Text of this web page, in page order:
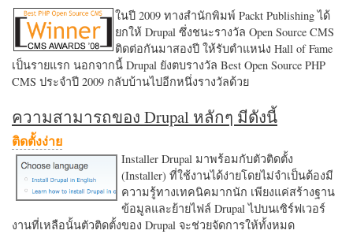
ในปี 2009 ทางสำนักพิมพ์ Packt Publishing ได้
ยกให้ Drupal ซึ่งชนะรางวัล Open Source CMS
ติดต่อกันมาสองปี ให้รับตำแหน่ง Hall of Fame
เป็นรายแรก นอกจากนี้ Drupal ยังตบรางวัล Best Open Source PHP
CMS ประจำปี 2009 กลับบ้านไปอีกหนึ่งรางวัลด้วย
ความสามารถของ Drupal หลักๆ มีดังนี้
ติดตั้งง่าย
Installer Drupal มาพร้อมกับตัวติดตั้ง
(Installer) ที่ใช้งานได้ง่ายโดยไม่จำเป็นต้องมี
ความรู้ทางเทคนิคมากนัก เพียงแค่สร้างฐาน
ข้อมูลและย้ายไฟล์ Drupal ไปบนเซิร์ฟเวอร์
งานที่เหลือนั้นตัวติดตั้งของ Drupal จะช่วยจัดการให้ทั้งหมด